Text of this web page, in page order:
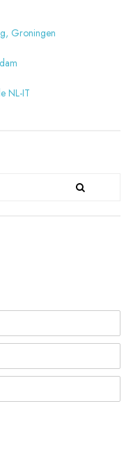
Groningen
NL-IT